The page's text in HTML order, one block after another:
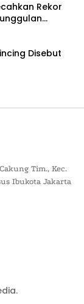
Rekor
Disebut
Tim., Kec.
Ibukota Jakarta